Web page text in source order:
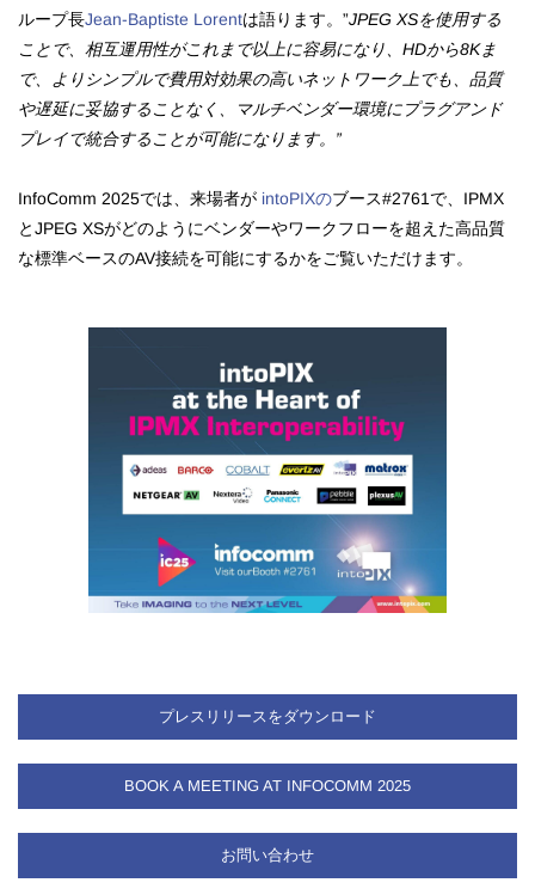
ループ長Jean-Baptiste Lorentは語ります。”JPEG XSを使用する
ことで、相互運用性がこれまで以上に容易になり、HDから8Kま
で、よりシンプルで費用対効果の高いネットワーク上でも、品質
や遅延に妥協することなく、マルチベンダー環境にプラグアンド
プレイで統合することが可能になります。”
InfoComm 2025では、来場者が intoPIXのブース#2761で、IPMX
とJPEG XSがどのようにベンダーやワークフローを超えた高品質
な標準ベースのAV接続を可能にするかをご覧いただけます。
プレスリリースをダウンロード
BOOK A MEETING AT INFOCOMM 2025
お問い合わせ